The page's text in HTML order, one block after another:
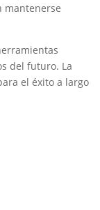
mantenerse
del futuro. La
el éxito a largo